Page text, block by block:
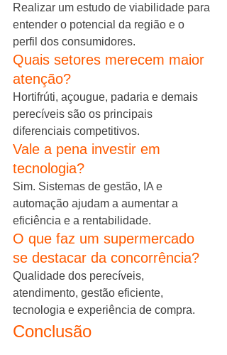
Realizar um estudo de viabilidade para
entender o potencial da região e o
perfil dos consumidores.
Quais setores merecem maior
atenção?
Hortifrúti, açougue, padaria e demais
perecíveis são os principais
diferenciais competitivos.
Vale a pena investir em
tecnologia?
Sim. Sistemas de gestão, IA e
automação ajudam a aumentar a
eficiência e a rentabilidade.
O que faz um supermercado
se destacar da concorrência?
Qualidade dos perecíveis,
atendimento, gestão eficiente,
tecnologia e experiência de compra.
Conclusão